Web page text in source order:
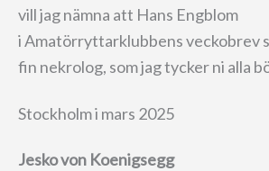
vill jag nämna att Hans Engblom
i Amatörryttarklubbens veckobrev
fin nekrolog, som jag tycker ni alla
Stockholm i mars 2025
Jesko von Koenigsegg